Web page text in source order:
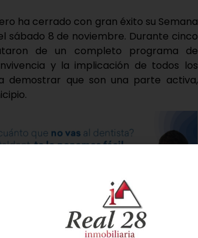
ha cerrado con gran éxito su Semana
sábado 8 de noviembre. Durante cinco
de un completo programa de
y la implicación de todos los
demostrar que son una parte activa,